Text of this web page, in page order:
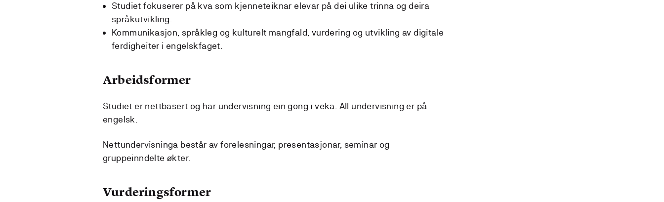
Studiet fokuserer på kva som kjenneteiknar elevar på dei ulike trinna og deira
språkutvikling.
Kommunikasjon, språkleg og kulturelt mangfald, vurdering og utvikling av digitale
ferdigheiter i engelskfaget.
Arbeidsformer
Studiet er nettbasert og har undervisning ein gong i veka. All undervisning er på
engelsk.
Nettundervisninga består av forelesningar, presentasjonar, seminar og
gruppeinndelte økter.
Vurderingsformer